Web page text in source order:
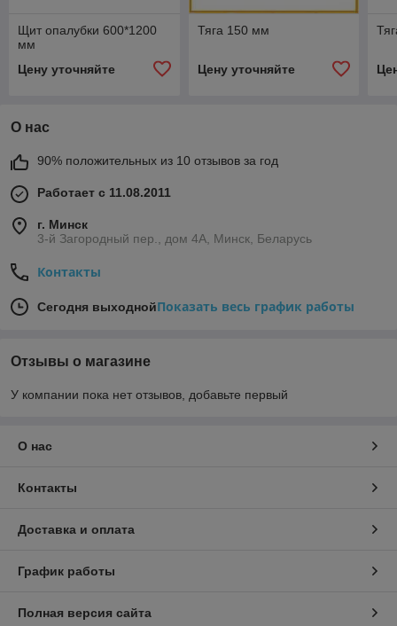
Щит опалубки 600*1200
мм
Цену уточняйте
Тяга 150 мм
Цену уточняйте
О нас
90% положительных из 10 отзывов за год
Работает с 11.08.2011
г. Минск
3-й Загородный пер., дом 4А, Минск, Беларусь
Контакты
Сегодня выходнойПоказать весь график работы
Отзывы о магазине
У компании пока нет отзывов, добавьте первый
О нас
Контакты
Доставка и оплата
График работы
Полная версия сайта